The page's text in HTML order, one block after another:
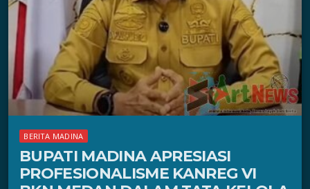
BERITA MADINA
BUPATI MADINA APRESIASI
PROFESIONALISME KANREG VI